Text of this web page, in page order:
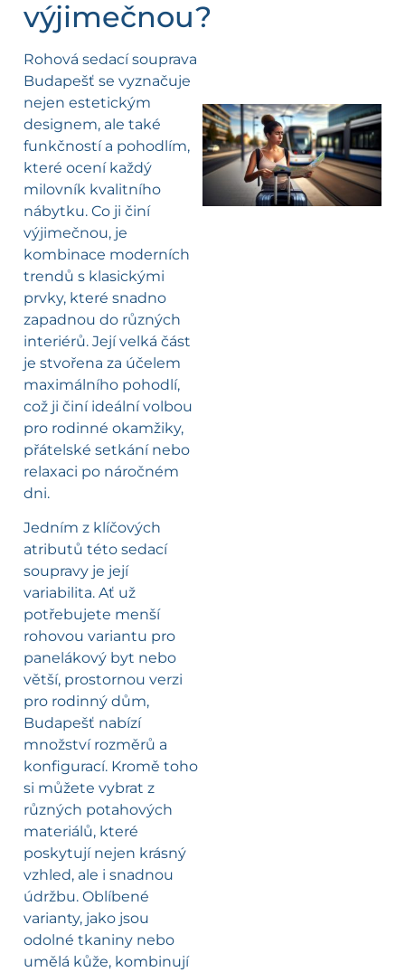
výjimečnou?
Rohová sedací souprava
Budapešť se vyznačuje
nejen estetickým
designem, ale také
funkčností a pohodlím,
které ocení každý
milovník kvalitního
nábytku. Co ji činí
výjimečnou, je
kombinace moderních
trendů s klasickými
prvky, které snadno
zapadnou do různých
interiérů. Její velká část
je stvořena za účelem
maximálního pohodlí,
což ji činí ideální volbou
pro rodinné okamžiky,
přátelské setkání nebo
relaxaci po náročném
dni.
Jedním z klíčových
atributů této sedací
soupravy je její
variabilita. Ať už
potřebujete menší
rohovou variantu pro
panelákový byt nebo
větší, prostornou verzi
pro rodinný dům,
Budapešť nabízí
množství rozměrů a
konfigurací. Kromě toho
si můžete vybrat z
různých potahových
materiálů, které
poskytují nejen krásný
vzhled, ale i snadnou
údržbu. Oblíbené
varianty, jako jsou
odolné tkaniny nebo
umělá kůže, kombinují